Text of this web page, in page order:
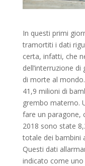
In questi primi
tramortiti i dati
certa, infatti, che
dell’interruzione
di morte al
41,9 milioni di
grembo materno.
fare un paragone,
2018 sono state
totale dei bambini
Questi dati
indicato come